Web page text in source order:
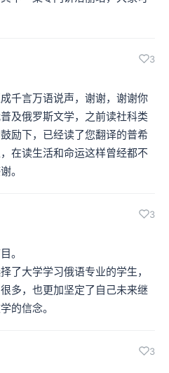
3
千言万语说声，谢谢，谢谢你
及俄罗斯文学，之前读社科类
励下，已经读了您翻译的普希
在读生活和命运这样曾经都不
。
3
。
了大学学习俄语专业的学生，
多，也更加坚定了自己未来继
的信念。
3